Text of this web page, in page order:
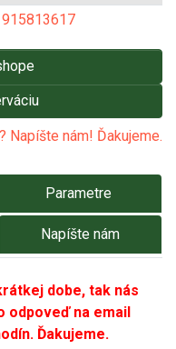
Napíšte nám! Ďakujeme.
Parametre
Napíšte nám
dobe, tak nás
odpoveď na email
Ďakujeme.